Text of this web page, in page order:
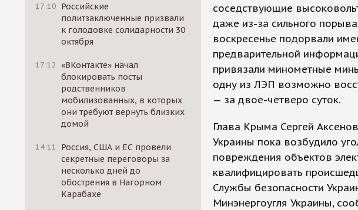
17:10 Российские
политзаключенные призвали
к голодовке солидарности 30
октября
17:12 «ВКонтакте» начал
блокировать посты
родственников
мобилизованных, в которых
они требуют вернуть близких
домой
14:11
Россия, США и ЕС провели
секретные переговоры за
несколько дней до
обострения в Нагорном
Карабахе
соседствующие
даже из-за сильного
воскресенье подорвали
предварительной
привязали минометные
одну из ЛЭП возможно
— за двое-четверо суток.
Глава Крыма Сергей
Украины пока возбудило
повреждения объектов
квалифицировать
Службы безопасности
Минэнергоугля Украины,